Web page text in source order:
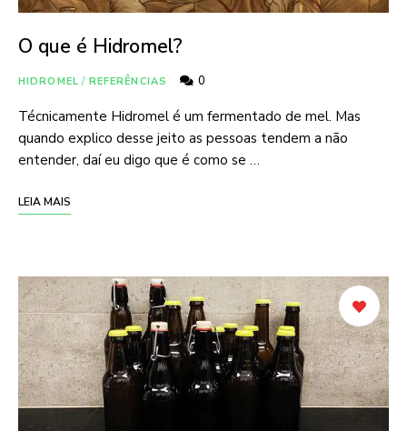
O que é Hidromel?
HIDROMEL / REFERÊNCIAS 0
Técnicamente Hidromel é um fermentado de mel. Mas
quando explico desse jeito as pessoas tendem a não
entender, daí eu digo que é como se …
LEIA MAIS